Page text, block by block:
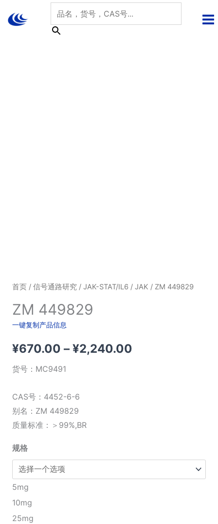
首页/ 信号通路研究/ JAK-STAT/IL6/ JAK / ZM 449829
ZM 449829
一键复制产品信息
¥670.00 – ¥2,240.00价
¥2,240.00
货号： MC9491
CAS号：4452-6-6
别名：ZM 449829
质量标准：＞99%,BR
规格
5mg
10mg
25mg